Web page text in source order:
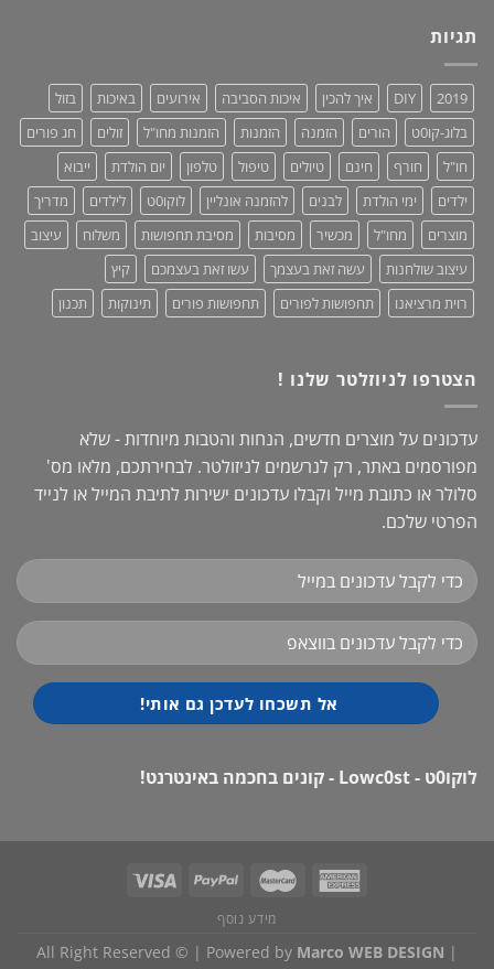
2019:
נוחות,
אופנתיות
+
מחמאות!
תגיות
2019
DIY איך להכין איכות הסביבה אירועים באיכות
בזול
בלוג-קו0ט
הורים הזמנה הזמנות הזמנות מחו"ל זולים
חג פורים
חו"ל
חורף חינם טיולים טיפול טלפון יום הולדת
ייבוא
ילדים
ימי הולדת לבנים להזמנה אונליין לוקו0ט לילדים
מדריך
מוצרים
מחו"ל מכשיר מסיבות מסיבת תחפושות משלוח
עיצוב
עיצוב שולחנות
עשה זאת בעצמך עשו זאת בעצמכם
קיץ
רוית מרציאנו
תחפושות לפורים תחפושות פורים תינוקות תכנון
הצטרפו לניוזלטר שלנו !
עדכונים על מוצרים חדשים, הנחות והטבות מיוחדות - שלא
מפורסמים באתר, רק לנרשמים לניזולטר. לבחירתכם, מלאו מס'
סלולר או כתובת מייל וקבלו עדכונים ישירות לתיבת המייל או לנייד
הפרטי שלכם.
לוקו0ט - Lowc0st - קונים בחכמה באינטרנט!
מידע נוסף
All Right Reserved © | Powered by Marco WEB DESIGN |